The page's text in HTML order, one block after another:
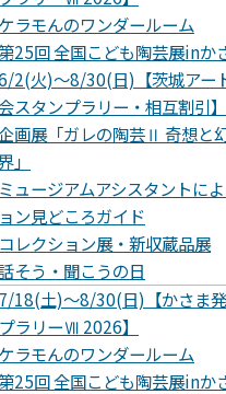
ケラモんのワンダールーム
25回 全国こども陶芸展inか
2(火)～8/30(日)【茨城アー
スタンプラリー・相互割引】
画展「ガレの陶芸Ⅱ 奇想と
」
ミュージアムアシスタントに
ョン見どころガイド
コレクション展・新収蔵品展
そう・聞こうの日
7/18(土)～8/30(日)【かさま
プラリーⅦ 2026】
ケラモんのワンダールーム
25回 全国こども陶芸展inか